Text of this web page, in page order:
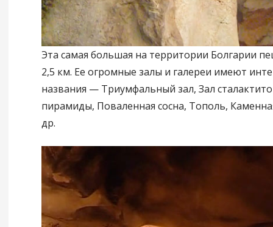
Эта самая большая на территории Болгарии
2,5 км. Ее огромные залы и галереи имеют
названия — Триумфальный зал, Зал
пирамиды, Поваленная сосна, Тополь,
др.